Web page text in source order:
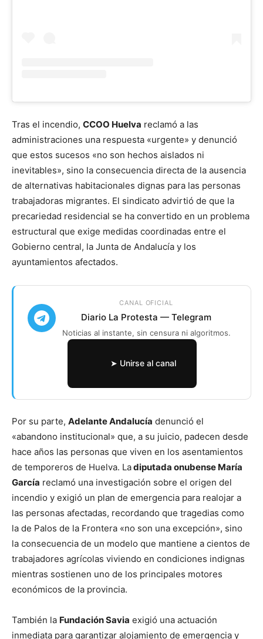
Tras el incendio, CCOO Huelva reclamó a las
administraciones una respuesta «urgente» y denunció
que estos sucesos «no son hechos aislados ni
inevitables», sino la consecuencia directa de la ausencia
de alternativas habitacionales dignas para las personas
trabajadoras migrantes. El sindicato advirtió de que la
precariedad residencial se ha convertido en un problema
estructural que exige medidas coordinadas entre el
Gobierno central, la Junta de Andalucía y los
ayuntamientos afectados.
CANAL OFICIAL
Diario La Protesta — Telegram
Noticias al instante, sin censura ni algoritmos.
➤ Unirse al canal
Por su parte, Adelante Andalucía denunció el
«abandono institucional» que, a su juicio, padecen desde
hace años las personas que viven en los asentamientos
de temporeros de Huelva. Ladiputada onubense María
García reclamó una investigación sobre el origen del
incendio y exigió un plan de emergencia para realojar a
las personas afectadas, recordando que tragedias como
la de Palos de la Frontera «no son una excepción», sino
la consecuencia de un modelo que mantiene a cientos de
trabajadores agrícolas viviendo en condiciones indignas
mientras sostienen uno de los principales motores
económicos de la provincia.
También la Fundación Savia exigió una actuación
inmediata para garantizar alojamiento de emergencia y